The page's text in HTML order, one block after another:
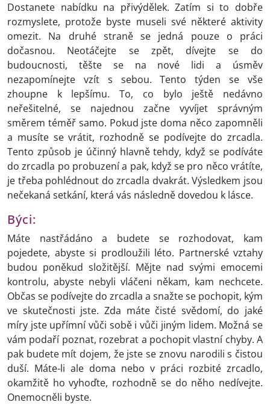
Dostanete nabídku na přivýdělek. Zatím si to dobře
rozmyslete, protože byste museli své některé aktivity
omezit. Na druhé straně se jedná pouze o práci
dočasnou. Neotáčejte se zpět, dívejte se do
budoucnosti, těšte se na nové lidi a úsměv
nezapomínejte vzít s sebou. Tento týden se vše
zhoupne k lepšímu. To, co bylo ještě nedávno
neřešitelné, se najednou začne vyvíjet správným
směrem téměř samo. Pokud jste doma něco zapomněli
a musíte se vrátit, rozhodně se podívejte do zrcadla.
Tento způsob je účinný hlavně tehdy, když se podíváte
do zrcadla po probuzení a pak, když se pro něco vrátíte,
je třeba pohlédnout do zrcadla dvakrát. Výsledkem jsou
nečekaná setkání, která vás následně dovedou k lásce.
Býci:
Máte nastřádáno a budete se rozhodovat, kam
pojedete, abyste si prodloužili léto. Partnerské vztahy
budou poněkud složitější. Mějte nad svými emocemi
kontrolu, abyste nebyli vláčeni někam, kam nechcete.
Občas se podívejte do zrcadla a snažte se pochopit, kým
ve skutečnosti jste. Zda máte čisté svědomí, do jaké
míry jste upřímní vůči sobě i vůči jiným lidem. Možná se
vám podaří poznat, rozebrat a pochopit vlastní chyby. A
pak budete mít dojem, že jste se znovu narodili s čistou
duší. Máte-li ale doma nebo v práci rozbité zrcadlo,
okamžitě ho vyhoďte, rozhodně se do něho nedívejte.
Onemocněli byste.